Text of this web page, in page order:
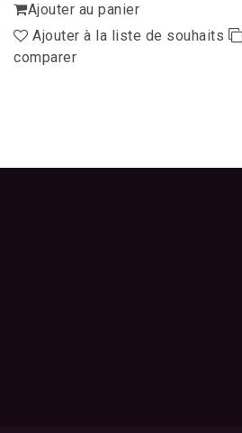
Ajouter au panier
Ajouter à la liste de souhaits
comparer